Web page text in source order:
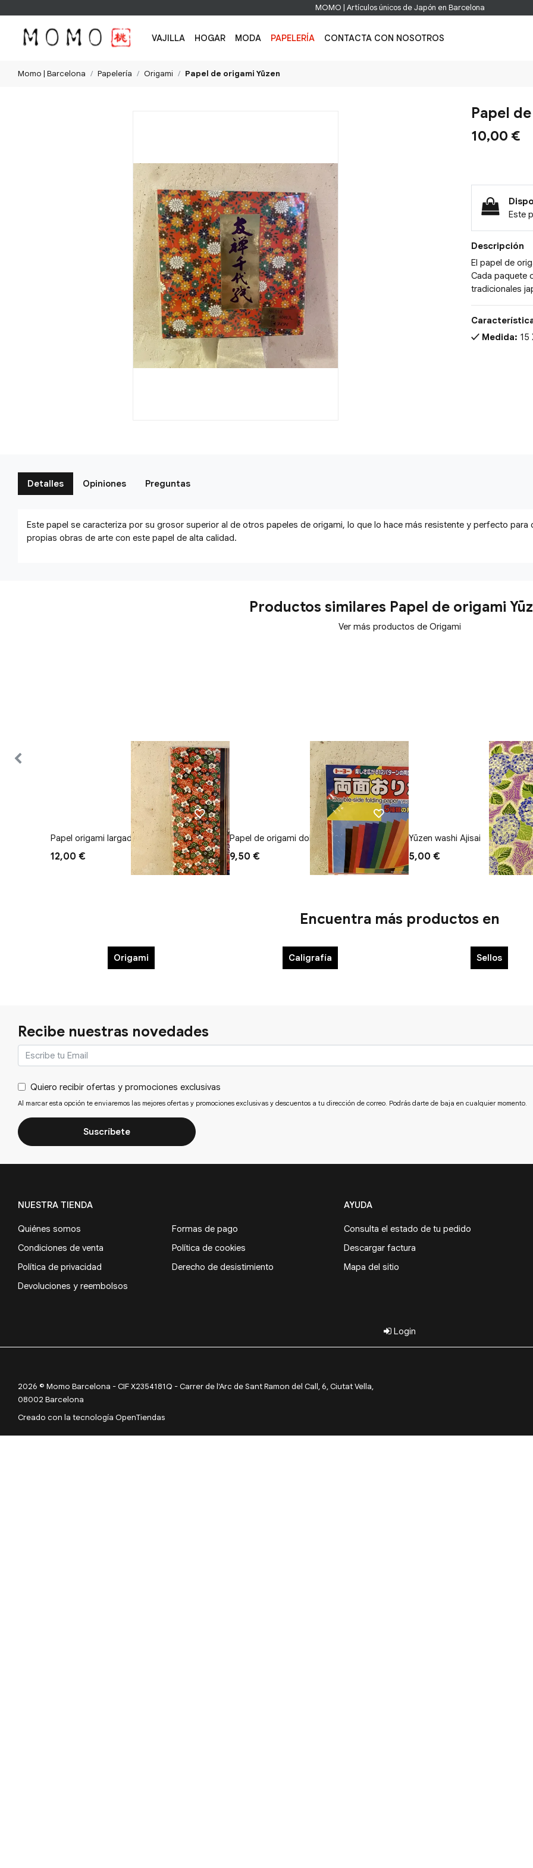
MOMO | Artículos únicos de Japón en Barcelona
VAJILLA HOGAR MODA PAPELERÍA CONTACTA CON NOSOTROS
Momo | Barcelona Papelería Origami Papel de origami Yūzen
Papel
10,00 €
Este
Descripción
El papel de
Cada paquete
tradicionales
Medida: 15
Detalles Opiniones Preguntas
Este papel se caracteriza por su grosor superior al de otros papeles de origami, lo que lo hace más resistente y perfecto
propias obras de arte con este papel de alta calidad.
Productos similares Papel de origami
Ver más productos de Origami
Papel origami largado
12,00 €
Papel de origami doble cara
9,50 €
Yūzen washi Ajisai
5,00 €
Encuentra más productos en
Origami Caligrafía Sellos
Recibe nuestras novedades
Quiero recibir ofertas y promociones exclusivas
Al marcar esta opción te enviaremos las mejores ofertas y promociones exclusivas y descuentos a tu dirección de correo. Podrás darte de baja en cualquier momento.
Suscríbete
NUESTRA TIENDA
Quiénes somos
Formas de pago
Condiciones de venta
Política de cookies
Política de privacidad
Derecho de desistimiento
Devoluciones y reembolsos
AYUDA
Consulta el estado de tu pedido
Descargar factura
Mapa del sitio
Login
2026 © Momo Barcelona - CIF X2354181Q - Carrer de l'Arc de Sant Ramon del Call, 6, Ciutat Vella,
08002 Barcelona
Creado con la tecnología OpenTiendas